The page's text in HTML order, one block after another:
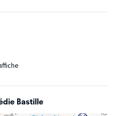
parfaite ménagère ou à
L’opéra et la comédie
harmonieusement?
Bastille